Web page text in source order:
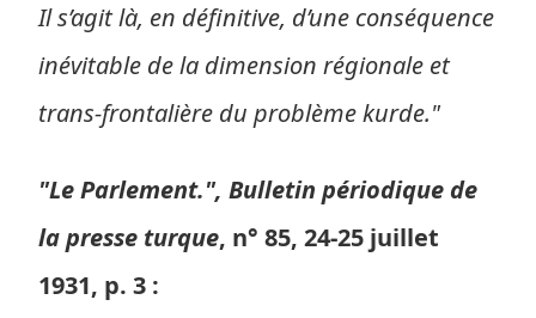
Il s’agit là, en définitive, d’une conséquence
inévitable de la dimension régionale et
trans-frontalière du problème kurde."
"Le Parlement.", Bulletin périodique de
la presse turque, n° 85, 24-25 juillet
1931, p. 3 :